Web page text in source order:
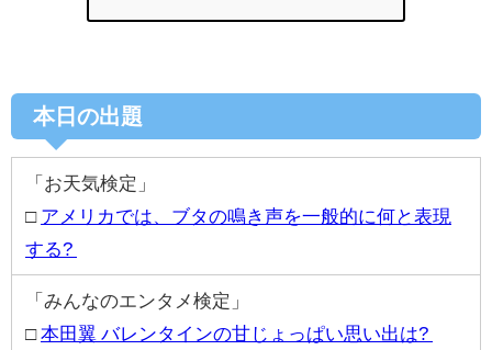
本日の出題
「お天気検定」
□ アメリカでは、ブタの鳴き声を一般的に何と表現
する?
「みんなのエンタメ検定」
□本田翼 バレンタインの甘じょっぱい思い出は?